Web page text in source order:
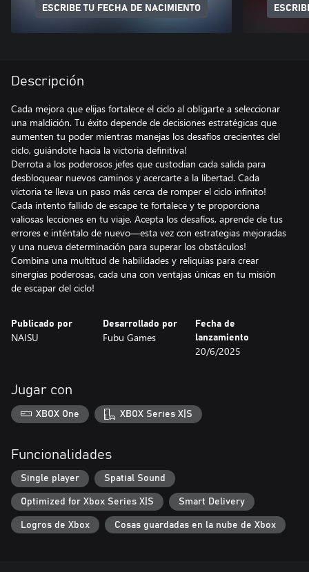
ESCRIBE TU FECHA DE NACIMIENTO
Descripción
Cada mejora que elijas fortalece el ciclo al obligarte a seleccionar
una maldición. Tu éxito depende de decisiones estratégicas que
aumenten tu poder mientras manejas los desafíos crecientes del
ciclo, guiándote hacia la victoria definitiva!
Derrota a los poderosos jefes que custodian cada salida para
desbloquear nuevos caminos y acercarte a la libertad. Cada
victoria te lleva un paso más cerca de romper el ciclo infinito!
Cada intento fallido de escape te fortalece y te proporciona
valiosas lecciones en tu viaje. Acepta los desafíos, aprende de tus
errores e inténtalo de nuevo—esta vez con estrategias mejoradas
y una nueva determinación para superar los obstáculos!
Combina una multitud de habilidades y reliquias para crear
sinergias poderosas, cada una con ventajas únicas en tu misión
de escapar del ciclo!
Publicado por
NAISU
Desarrollado por
Fubu Games
Fecha de
lanzamiento
20/6/2025
Jugar con
XBOX One XBOX Series X|S
Funcionalidades
Single player Spatial Sound
Optimized for Xbox Series X|S Smart Delivery
Logros de Xbox Cosas guardadas en la nube de Xbox